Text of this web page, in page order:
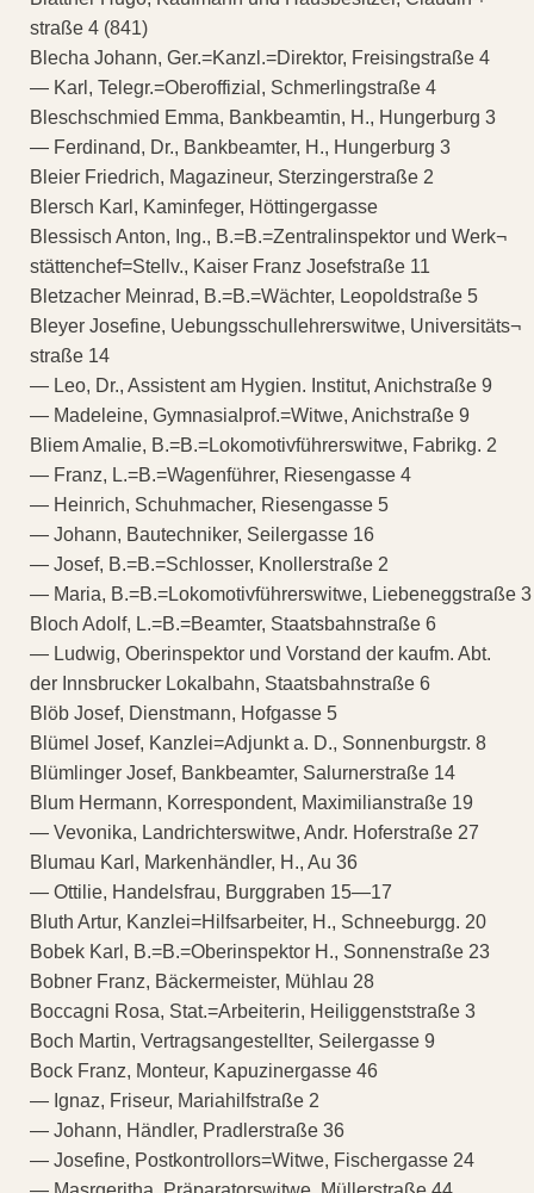
straße 4 (841)
Blecha Johann, Ger.=Kanzl.=Direktor, Freisingstraße 4
— Karl, Telegr.=Oberoffizial, Schmerlingstraße 4
Bleschschmied Emma, Bankbeamtin, H., Hungerburg 3
— Ferdinand, Dr., Bankbeamter, H., Hungerburg 3
Bleier Friedrich, Magazineur, Sterzingerstraße 2
Blersch Karl, Kaminfeger, Höttingergasse
Blessisch Anton, Ing., B.=B.=Zentralinspektor und Werk¬
stättenchef=Stellv., Kaiser Franz Josefstraße 11
Bletzacher Meinrad, B.=B.=Wächter, Leopoldstraße 5
Bleyer Josefine, Uebungsschullehrerswitwe, Universitäts¬
straße 14
— Leo, Dr., Assistent am Hygien. Institut, Anichstraße 9
— Madeleine, Gymnasialprof.=Witwe, Anichstraße 9
Bliem Amalie, B.=B.=Lokomotivführerswitwe, Fabrikg. 2
— Franz, L.=B.=Wagenführer, Riesengasse 4
— Heinrich, Schuhmacher, Riesengasse 5
— Johann, Bautechniker, Seilergasse 16
— Josef, B.=B.=Schlosser, Knollerstraße 2
— Maria, B.=B.=Lokomotivführerswitwe, Liebeneggstraße 3
Bloch Adolf, L.=B.=Beamter, Staatsbahnstraße 6
— Ludwig, Oberinspektor und Vorstand der kaufm. Abt.
der Innsbrucker Lokalbahn, Staatsbahnstraße 6
Blöb Josef, Dienstmann, Hofgasse 5
Blümel Josef, Kanzlei=Adjunkt a. D., Sonnenburgstr. 8
Blümlinger Josef, Bankbeamter, Salurnerstraße 14
Blum Hermann, Korrespondent, Maximilianstraße 19
— Vevonika, Landrichterswitwe, Andr. Hoferstraße 27
Blumau Karl, Markenhändler, H., Au 36
— Ottilie, Handelsfrau, Burggraben 15—17
Bluth Artur, Kanzlei=Hilfsarbeiter, H., Schneeburgg. 20
Bobek Karl, B.=B.=Oberinspektor H., Sonnenstraße 23
Bobner Franz, Bäckermeister, Mühlau 28
Boccagni Rosa, Stat.=Arbeiterin, Heiliggenststraße 3
Boch Martin, Vertragsangestellter, Seilergasse 9
Bock Franz, Monteur, Kapuzinergasse 46
— Ignaz, Friseur, Mariahilfstraße 2
— Johann, Händler, Pradlerstraße 36
— Josefine, Postkontrollors=Witwe, Fischergasse 24